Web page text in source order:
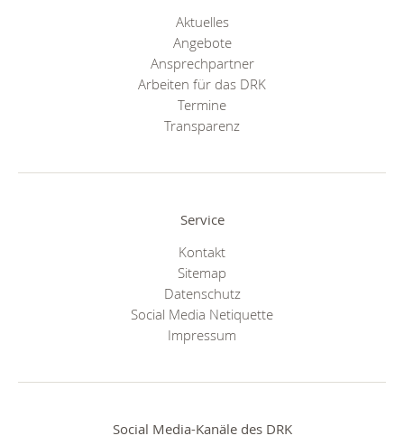
Aktuelles
Angebote
Ansprechpartner
Arbeiten für das DRK
Termine
Transparenz
Service
Kontakt
Sitemap
Datenschutz
Social Media Netiquette
Impressum
Social Media-Kanäle des DRK